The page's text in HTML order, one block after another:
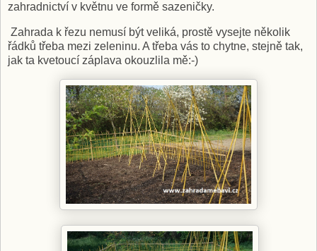
zahradnictví v květnu ve formě sazeničky.
Zahrada k řezu nemusí být veliká, prostě vysejte několik
řádků třeba mezi zeleninu. A třeba vás to chytne, stejně tak,
jak ta kvetoucí záplava okouzlila mě:-)